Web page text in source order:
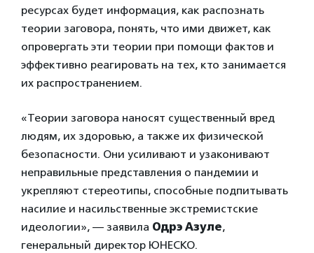
ресурсах будет информация, как распознать
теории заговора, понять, что ими движет, как
опровергать эти теории при помощи фактов и
эффективно реагировать на тех, кто занимается
их распространением.
«Теории заговора наносят существенный вред
людям, их здоровью, а также их физической
безопасности. Они усиливают и узаконивают
неправильные представления о пандемии и
укрепляют стереотипы, способные подпитывать
насилие и насильственные экстремистские
идеологии», — заявила Одрэ Азуле,
генеральный директор ЮНЕСКО.